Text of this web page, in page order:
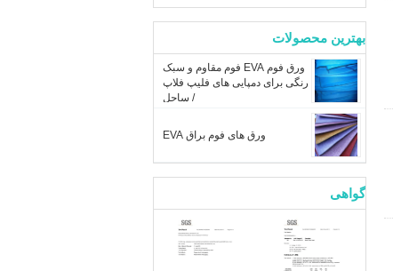
بهترین محصولات
ورق فوم EVA فوم مقاوم و سبک
رنگی برای دمپایی های فلیپ فلاپ
/ ساحل
ورق های فوم براق EVA
گواهی